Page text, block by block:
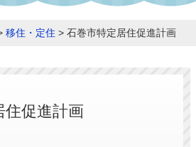
移住・定住 > 石巻市特定居住促進計画
住促進計画